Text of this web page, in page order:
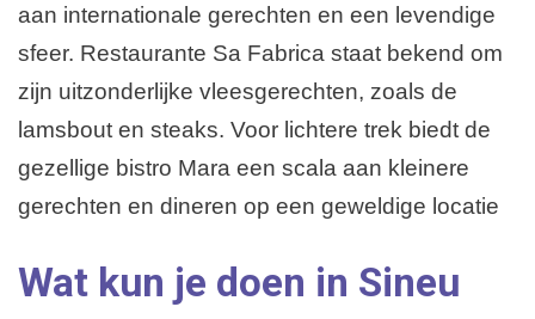
aan internationale gerechten en een levendige
sfeer. Restaurante Sa Fabrica staat bekend om
zijn uitzonderlijke vleesgerechten, zoals de
lamsbout en steaks. Voor lichtere trek biedt de
gezellige bistro Mara een scala aan kleinere
gerechten en dineren op een geweldige locatie
Wat kun je doen in Sineu